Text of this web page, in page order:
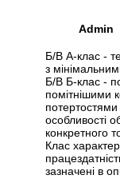
Admin
Б/В А-клас -
з
Б/В Б-клас -
помітнішими
потертостями
особливості
конкретного
Клас
зазначені в